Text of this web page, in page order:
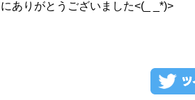
りがとうございました<(_ _*)>